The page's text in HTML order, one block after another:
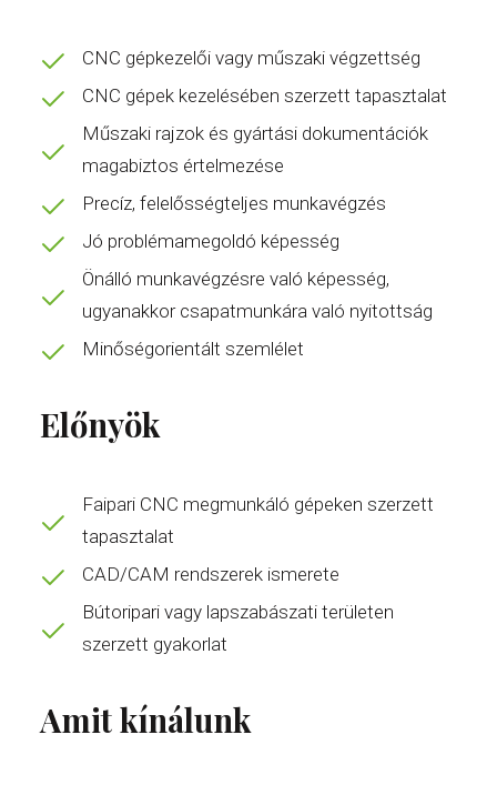
CNC gépkezelői vagy műszaki végzettség
CNC gépek kezelésében szerzett tapasztalat
Műszaki rajzok és gyártási dokumentációk
magabiztos értelmezése
Precíz, felelősségteljes munkavégzés
Jó problémamegoldó képesség
Önálló munkavégzésre való képesség,
ugyanakkor csapatmunkára való nyitottság
Minőségorientált szemlélet
Előnyök
Faipari CNC megmunkáló gépeken szerzett
tapasztalat
CAD/CAM rendszerek ismerete
Bútoripari vagy lapszabászati területen
szerzett gyakorlat
Amit kínálunk